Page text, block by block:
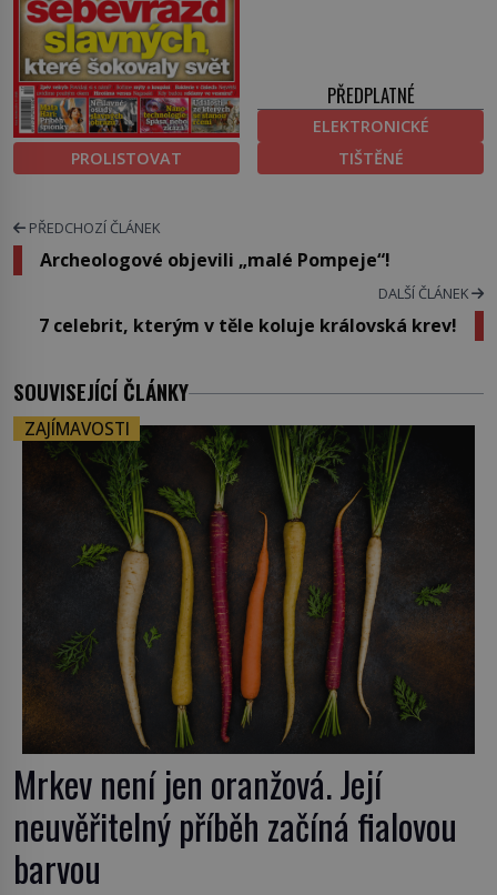
PROLISTOVAT
PŘEDPLATNÉ
ELEKTRONICKÉ
TIŠTĚNÉ
PŘEDCHOZÍ ČLÁNEK
Archeologové objevili „malé Pompeje“!
DALŠÍ ČLÁNEK
7 celebrit, kterým v těle koluje královská krev!
SOUVISEJÍCÍ ČLÁNKY
ZAJÍMAVOSTI
Mrkev není jen oranžová. Její
neuvěřitelný příběh začíná fialovou
barvou